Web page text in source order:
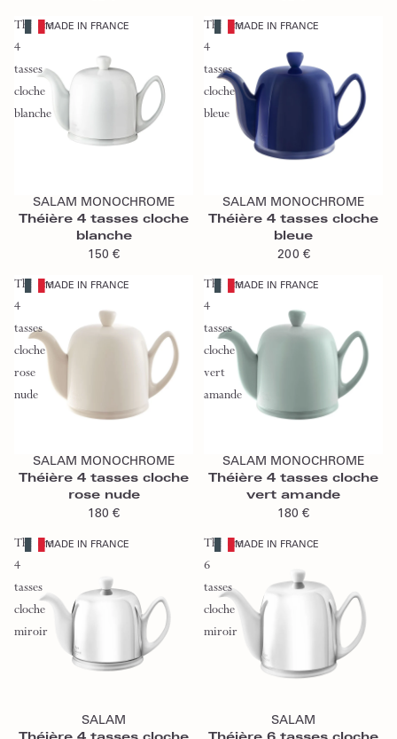
Théière
4
tasses
cloche
blanche
MADE IN FRANCE
SALAM MONOCHROME
Théière 4 tasses cloche
blanche
150 €
Théière
4
tasses
cloche
bleue
MADE IN FRANCE
SALAM MONOCHROME
Théière 4 tasses cloche
bleue
200 €
Théière
4
tasses
cloche
rose
nude
MADE IN FRANCE
SALAM MONOCHROME
Théière 4 tasses cloche
rose nude
180 €
Théière
4
tasses
cloche
vert
amande
MADE IN FRANCE
SALAM MONOCHROME
Théière 4 tasses cloche
vert amande
180 €
Théière
4
tasses
cloche
miroir
MADE IN FRANCE
SALAM
Théière
6
tasses
cloche
miroir
MADE IN FRANCE
SALAM